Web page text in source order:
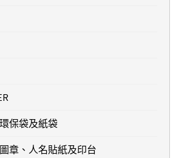
保袋及紙袋
章、人名貼紙及印台